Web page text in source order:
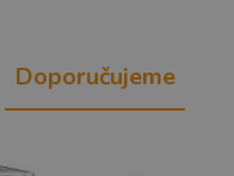
Doporučujeme